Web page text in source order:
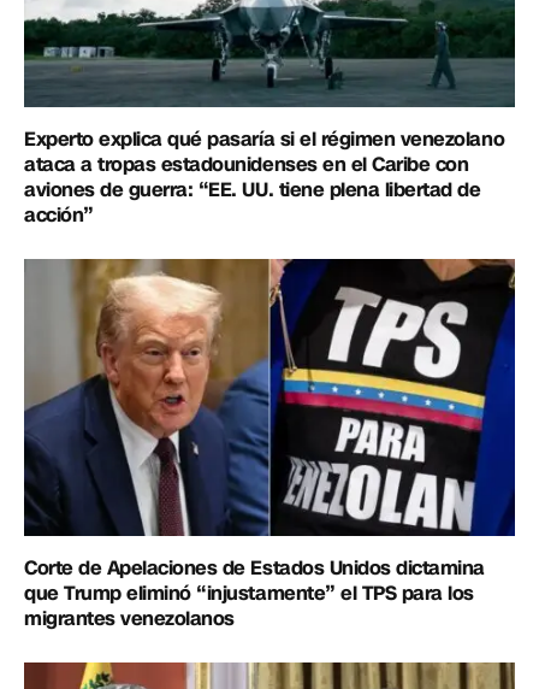
Experto explica qué pasaría si el régimen venezolano
ataca a tropas estadounidenses en el Caribe con
aviones de guerra: “EE. UU. tiene plena libertad de
acción”
Corte de Apelaciones de Estados Unidos dictamina
que Trump eliminó “injustamente” el TPS para los
migrantes venezolanos